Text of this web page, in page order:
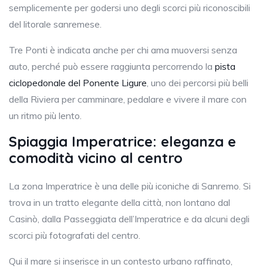
semplicemente per godersi uno degli scorci più riconoscibili
del litorale sanremese.
Tre Ponti è indicata anche per chi ama muoversi senza
auto, perché può essere raggiunta percorrendo la pista
ciclopedonale del Ponente Ligure, uno dei percorsi più belli
della Riviera per camminare, pedalare e vivere il mare con
un ritmo più lento.
Spiaggia Imperatrice: eleganza e
comodità vicino al centro
La zona Imperatrice è una delle più iconiche di Sanremo. Si
trova in un tratto elegante della città, non lontano dal
Casinò, dalla Passeggiata dell’Imperatrice e da alcuni degli
scorci più fotografati del centro.
Qui il mare si inserisce in un contesto urbano raffinato,